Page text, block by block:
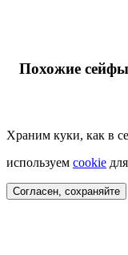
Похожие сейфы
Храним куки, как в
используем cookie
Согласен, сохраняйте